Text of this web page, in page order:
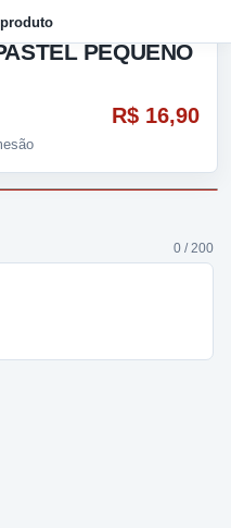
PEQUENO
R$ 16,90
0 / 200